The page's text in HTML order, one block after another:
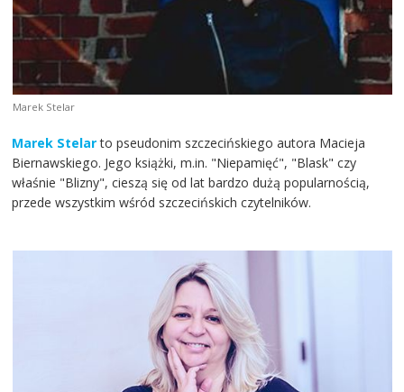
Marek Stelar
Marek Stelarto pseudonim szczecińskiego autora Macieja
Biernawskiego. Jego książki, m.in. "Niepamięć", "Blask" czy
właśnie "Blizny", cieszą się od lat bardzo dużą popularnością,
przede wszystkim wśród szczecińskich czytelników.